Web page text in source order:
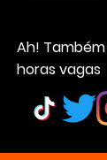
Ah! Também
horas vagas